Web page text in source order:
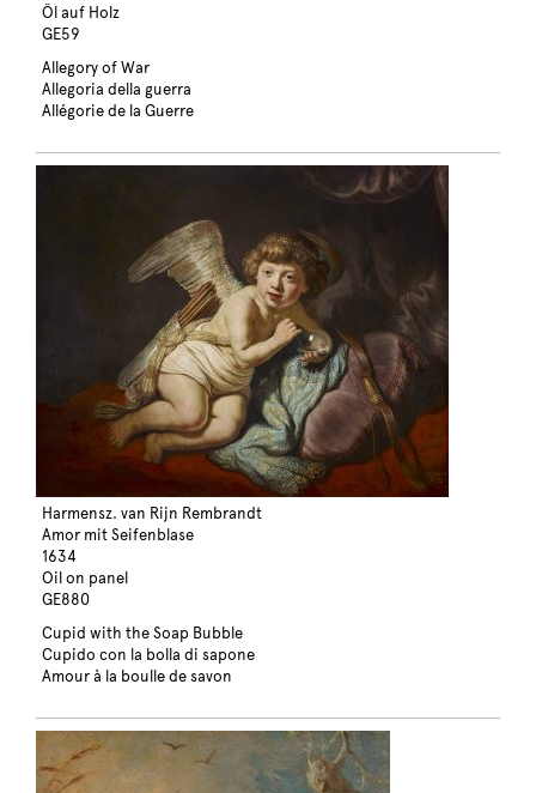
Öl auf Holz
GE59
Allegory of War
Allegoria della guerra
Allégorie de la Guerre
Harmensz. van Rijn Rembrandt
Amor mit Seifenblase
1634
Oil on panel
GE880
Cupid with the Soap Bubble
Cupido con la bolla di sapone
Amour à la boulle de savon